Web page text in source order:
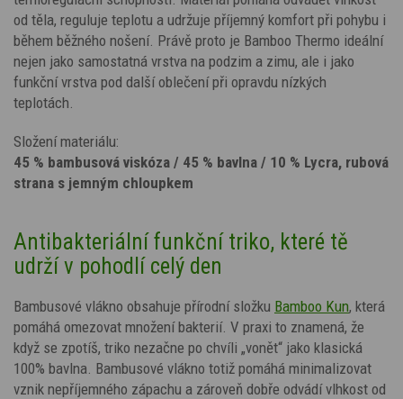
od těla, reguluje teplotu a udržuje příjemný komfort při pohybu i
během běžného nošení. Právě proto je Bamboo Thermo ideální
nejen jako samostatná vrstva na podzim a zimu, ale i jako
funkční vrstva pod další oblečení při opravdu nízkých
teplotách.
Složení materiálu:
45 % bambusová viskóza / 45 % bavlna / 10 % Lycra, rubová
strana s jemným chloupkem
Antibakteriální funkční triko, které tě
udrží v pohodlí celý den
Bambusové vlákno obsahuje přírodní složku Bamboo Kun, která
pomáhá omezovat množení bakterií. V praxi to znamená, že
když se zpotíš, triko nezačne po chvíli „vonět“ jako klasická
100% bavlna. Bambusové vlákno totiž pomáhá minimalizovat
vznik nepříjemného zápachu a zároveň dobře odvádí vlhkost od